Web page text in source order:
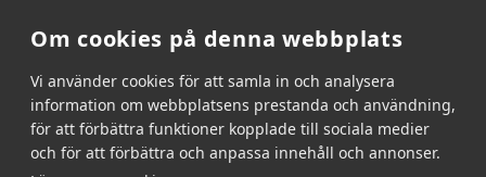
Om cookies på denna webbplats
Vi använder cookies för att samla in och analysera
information om webbplatsens prestanda och användning,
för att förbättra funktioner kopplade till sociala medier
och för att förbättra och anpassa innehåll och annonser.